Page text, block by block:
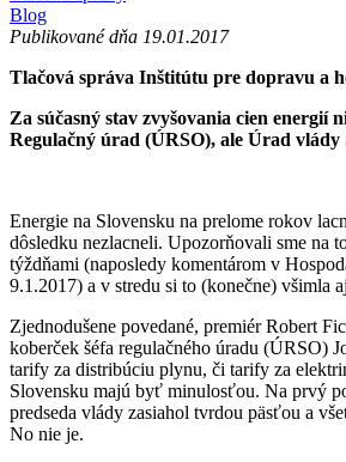
Blog
Publikované dňa 19.01.2017
Tlačová správa Inštitútu pre dopravu a
Za súčasný stav zvyšovania cien energií
Regulačný úrad (ÚRSO), ale Úrad vlády
Energie na Slovensku na prelome rokov
dôsledku nezlacneli. Upozorňovali sme na
týždňami (naposledy komentárom v
9.1.2017) a v stredu si to (konečne) všimla
Zjednodušene povedané, premiér Robert
koberček šéfa regulačného úradu (ÚRSO)
tarify za distribúciu plynu, či tarify za
Slovensku majú byť minulosťou. Na prvý
predseda vlády zasiahol tvrdou päsťou a
No nie je.